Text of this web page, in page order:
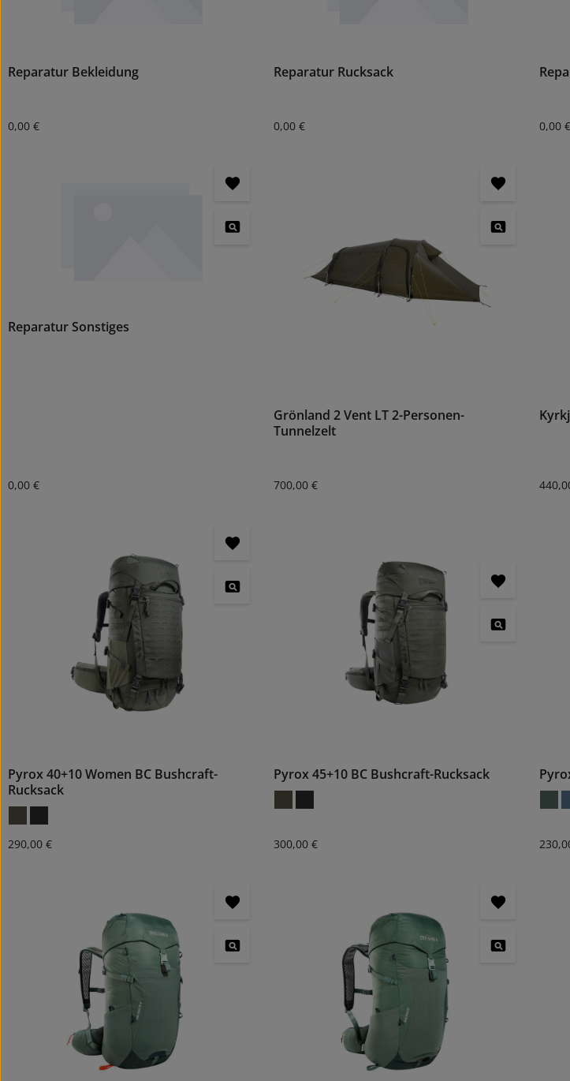
Reparatur Bekleidung
Regulärer Preis:
0,00 €
Reparatur Rucksack
Regulärer Preis:
0,00 € 0,00 €
Reparatur Sonstiges
Regulärer Preis:
0,00 €
Grönland 2 Vent LT 2-Personen-
Tunnelzelt
Regulärer Preis:
700,00 €
Pyrox 40+10 Women BC Bushcraft-
Rucksack
Regulärer Preis:
290,00 €
Pyrox 45+10 BC Bushcraft-Rucksack
Regulärer Preis:
300,00 €